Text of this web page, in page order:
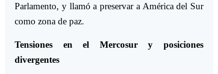
Parlamento, y llamó a preservar a América del Sur
como zona de paz.
Tensiones en el Mercosur y posiciones
divergentes